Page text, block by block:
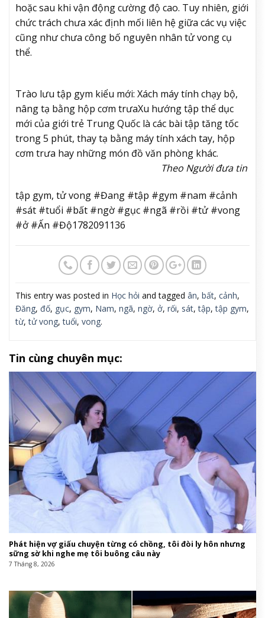
hoặc sau khi vận động cường độ cao. Tuy nhiên, giới
chức trách chưa xác định mối liên hệ giữa các vụ việc
cũng như chưa công bố nguyên nhân tử vong cụ
thể.
Trào lưu tập gym kiểu mới: Xách máy tính chạy bộ,
nâng tạ bằng hộp cơm trưaXu hướng tập thể dục
mới của giới trẻ Trung Quốc là các bài tập tăng tốc
trong 5 phút, thay tạ bằng máy tính xách tay, hộp
cơm trưa hay những món đồ văn phòng khác.
Theo Người đưa tin
tập gym, tử vong #Đang #tập #gym #nam #cảnh
#sát #tuổi #bất #ngờ #gục #ngã #rồi #tử #vong
#ở #Ấn #Độ1782091136
This entry was posted in Học hỏi and tagged ân, bất, cảnh,
Đăng, đố, gục, gym, Nam, ngã, ngờ, ở, rối, sát,tập,tập gym,
từ,tử vong,tuổi, vong.
Tin cùng chuyên mục:
Phát hiện vợ giấu chuyện từng có chồng, tôi đòi ly hôn nhưng
sững sờ khi nghe mẹ tôi buông câu này
7 Tháng 8, 2026